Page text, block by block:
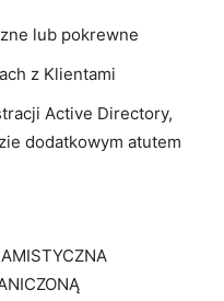
lub pokrewne
z Klientami
Active Directory,
dodatkowym atutem